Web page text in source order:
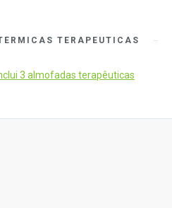
TERAPEUTICAS